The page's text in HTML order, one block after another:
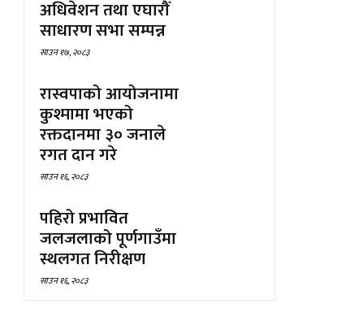
अधिवेशन तथा एघारौँ
साधारण सभा सम्पन्न
साउन १७, २०८३
रास्वपाको आयोजनामा
कुश्मामा भएको
रक्तदानमा ३० जनाले
रगत दान गरे
साउन १६, २०८३
पहिरो प्रभावित
जलजलाको पूर्णगाउँमा
स्थलगत निरीक्षण
साउन १६, २०८३